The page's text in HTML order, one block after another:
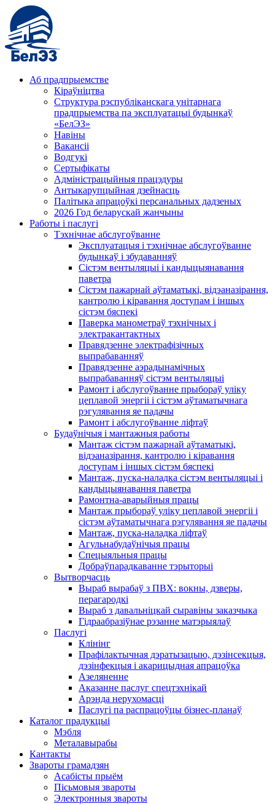
Аб прадпрыемстве
Кіраўніцтва
Структура рэспубліканскага унітарнага
прадпрыемства па эксплуатацыі будынкаў
«БелЭЗ»
Навіны
Вакансіі
Водгукі
Сертыфікаты
Адміністрацыйныя працэдуры
Антыкарупцыйная дзейнасць
Палітыка апрацоўкі персанальных дадзеных
2026 Год беларускай жанчыны
Работы і паслугі
Тэхнічнае абслугоўванне
Эксплуатацыя і тэхнічнае абслугоўванне
будынкаў і збудаванняў
Сістэм вентыляцыі і кандыцыянавання
паветра
Сістэм пажарнай аўтаматыкі, відэаназірання,
кантролю і кіравання доступам і іншых
сістэм бяспекі
Паверка манометраў тэхнічных і
электракантактных
Правядзенне электрафізічных
выпрабаванняў
Правядзенне аэрадынамічных
выпрабаванняў сістэм вентыляцыі
Рамонт і абслугоўванне прыбораў уліку
цеплавой энергіі і сістэм аўтаматычнага
рэгулявання яе падачы
Рамонт і абслугоўванне ліфтаў
Будаўнічыя і мантажныя работы
Мантаж сістэм пажарнай аўтаматыкі,
відэаназірання, кантролю і кіравання
доступам і іншых сістэм бяспекі
Мантаж, пуска-наладка сістэм вентыляцыі і
кандыцыянавання паветра
Рамонтна-аварыйныя працы
Мантаж прыбораў уліку цеплавой энергіі і
сістэм аўтаматычнага рэгулявання яе падачы
Мантаж, пуска-наладка ліфтаў
Агульнабудаўнічыя працы
Спецыяльныя працы
Добраўпарадкаванне тэрыторыі
Вытворчасць
Выраб вырабаў з ПВХ: вокны, дзверы,
перагародкі
Выраб з давальніцкай сыравіны заказчыка
Гідраабразіўнае рэзанне матэрыялаў
Паслугі
Клінінг
Прафілактычная дэратызацыю, дэзiнсекцыя,
дэзінфекцыя і акарицыдная апрацоўка
Азеляненне
Аказанне паслуг спецтэхнікай
Арэнда нерухомасці
Паслугі па распрацоўцы бізнес-планаў
Каталог прадукцыі
Мэбля
Металавырабы
Кантакты
Звароты грамадзян
Асабісты прыём
Пісьмовыя звароты
Электронныя звароты